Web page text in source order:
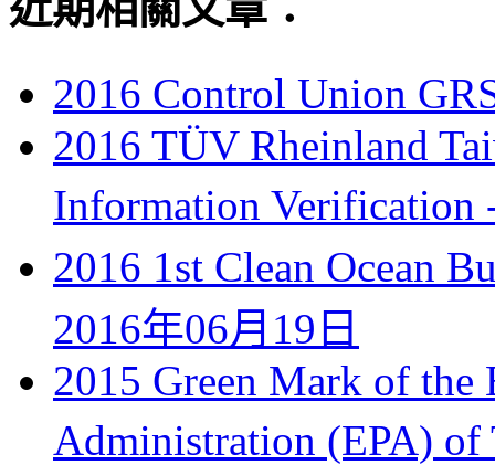
2016 Control Union
2016 TÜV Rheinland
Information Verification
2016 1st Clean Ocean
2016年06月19日
2015 Green Mark of
Administration (EPA)